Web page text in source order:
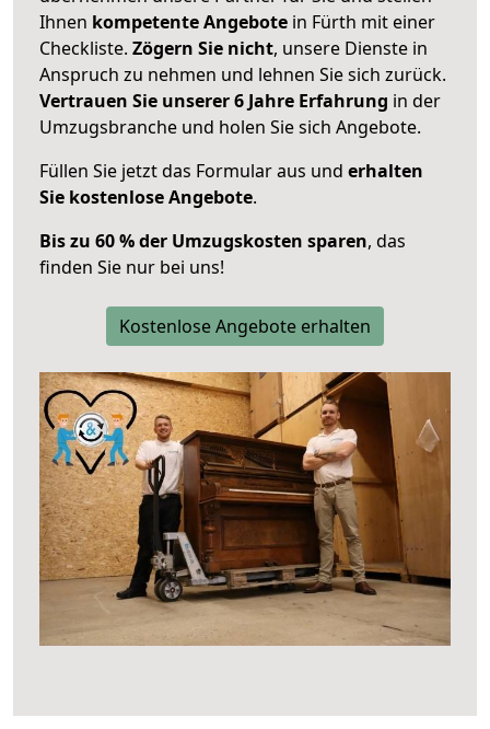
Ihnen kompetente Angebote in Fürth mit einer
Checkliste. Zögern Sie nicht, unsere Dienste in
Anspruch zu nehmen und lehnen Sie sich zurück.
Vertrauen Sie unserer 6 Jahre Erfahrung in der
Umzugsbranche und holen Sie sich Angebote.
Füllen Sie jetzt das Formular aus und erhalten
Sie kostenlose Angebote.
Bis zu 60 % der Umzugskosten sparen, das
finden Sie nur bei uns!
Kostenlose Angebote erhalten